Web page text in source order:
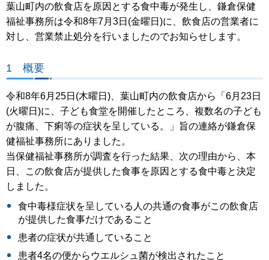
葉山町内の飲食店を原因とする食中毒が発生し、鎌倉保健
福祉事務所は令和8年7月3日(金曜日)に、飲食店の営業者に
対し、営業禁止処分を行いましたのでお知らせします。
1 概要
令和8年6月25日(木曜日)、葉山町内の飲食店から「6月23日
(火曜日)に、子ども食堂を開催したところ、複数名の子ども
が腹痛、下痢等の症状を呈している。」旨の連絡が鎌倉保
健福祉事務所にありました。
当保健福祉事務所が調査を行った結果、次の理由から、本
日、この飲食店が提供した食事を原因とする食中毒と決定
しました。
食中毒様症状を呈している人の共通の食事がこの飲食店
が提供した食事だけであること
患者の症状が共通していること
患者4名の便からウエルシュ菌が検出されたこと